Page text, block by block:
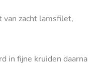
zacht lamsfilet,
in fijne kruiden daarna